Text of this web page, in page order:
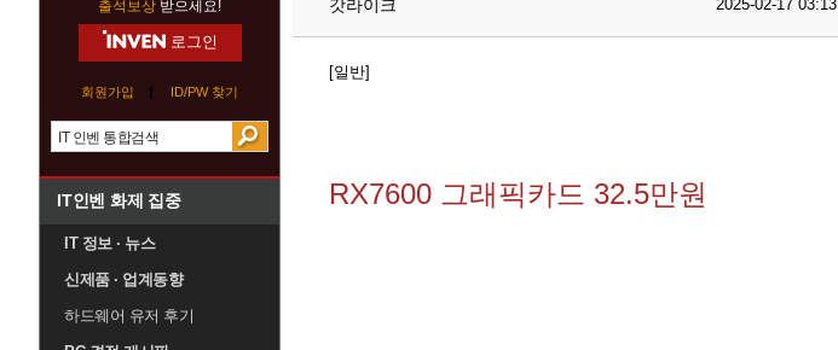
출석보상 받으세요!
로그인
회원가입 ID/PW 찾기
IT인벤 화제 집중
IT 정보 · 뉴스
신제품 · 업계동향
하드웨어 유저 후기
갓라이크 2025-02-17 03:13
[일반]
RX7600 그래픽카드 32.5만원